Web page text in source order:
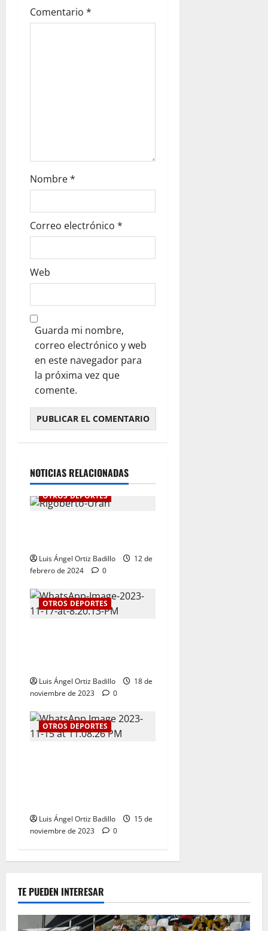
Comentario *
Nombre*
Correo electrónico *
Web
Guarda mi nombre,
correo electrónico y web
en este navegador para
la próxima vez que
comente.
NOTICIAS RELACIONADAS
OTROS DEPORTES
Luis Ángel Ortiz Badillo
12 de
febrero de 2024
0
OTROS DEPORTES
Luis Ángel Ortiz Badillo
18 de
noviembre de 2023
0
OTROS DEPORTES
Luis Ángel Ortiz Badillo
15 de
noviembre de 2023
0
TE PUEDEN INTERESAR